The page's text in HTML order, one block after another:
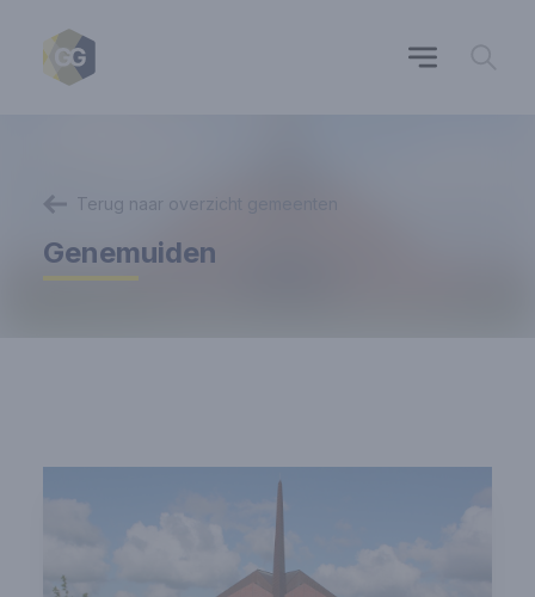
Terug naar overzicht gemeenten
Genemuiden